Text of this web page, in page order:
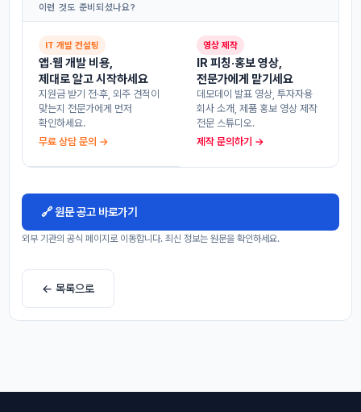
이런 것도 준비되셨나요?
IT 개발 컨설팅
앱·웹 개발 비용,
제대로 알고 시작하세요
지원금 받기 전·후, 외주 견적이
맞는지 전문가에게 먼저
확인하세요.
무료 상담 문의 →
영상 제작
IR 피칭·홍보 영상,
전문가에게 맡기세요
데모데이 발표 영상, 투자자용
회사 소개, 제품 홍보 영상 제작
전문 스튜디오.
제작 문의하기 →
🔗 원문 공고 바로가기
외부 기관의 공식 페이지로 이동합니다. 최신 정보는 원문을 확인하세요.
← 목록으로